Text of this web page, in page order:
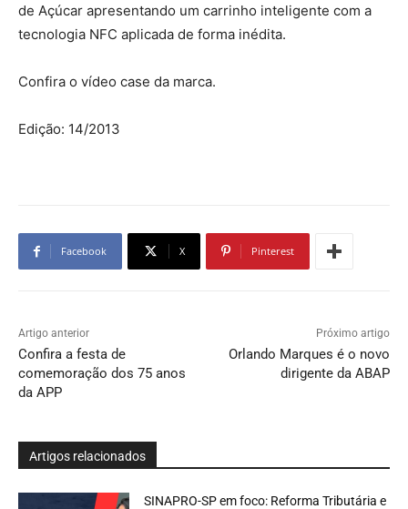
de Açúcar apresentando um carrinho inteligente com a
tecnologia NFC aplicada de forma inédita.
Confira o vídeo case da marca.
Edição: 14/2013
Facebook X Pinterest
Artigo anterior
Confira a festa de
comemoração dos 75 anos
da APP
Próximo artigo
Orlando Marques é o novo
dirigente da ABAP
Artigos relacionados
SINAPRO-SP em foco: Reforma Tributária e